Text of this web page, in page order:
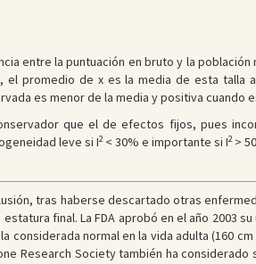
entre la puntuación en bruto y la población
el promedio de x es la media de esta
es menor de la media y positiva cuando
que el de efectos fijos, pues
leve si I2 < 30% e importante si I2 >
tras haberse descartado otras
final. La FDA aprobó en el año 2003
considerada normal en la vida adulta (160
Research Society también ha considerado